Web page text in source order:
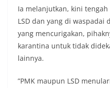
Ia melanjutkan, kini
LSD dan yang di waspadai
yang mencurigakan,
karantina untuk tidak
lainnya.
”PMK maupun LSD